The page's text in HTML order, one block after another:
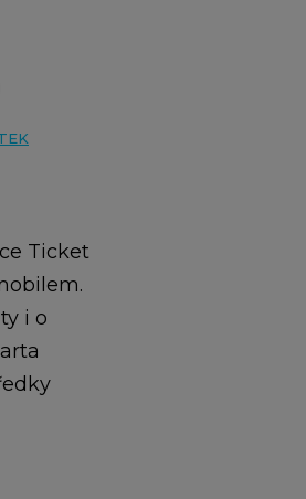
Ticket
i o